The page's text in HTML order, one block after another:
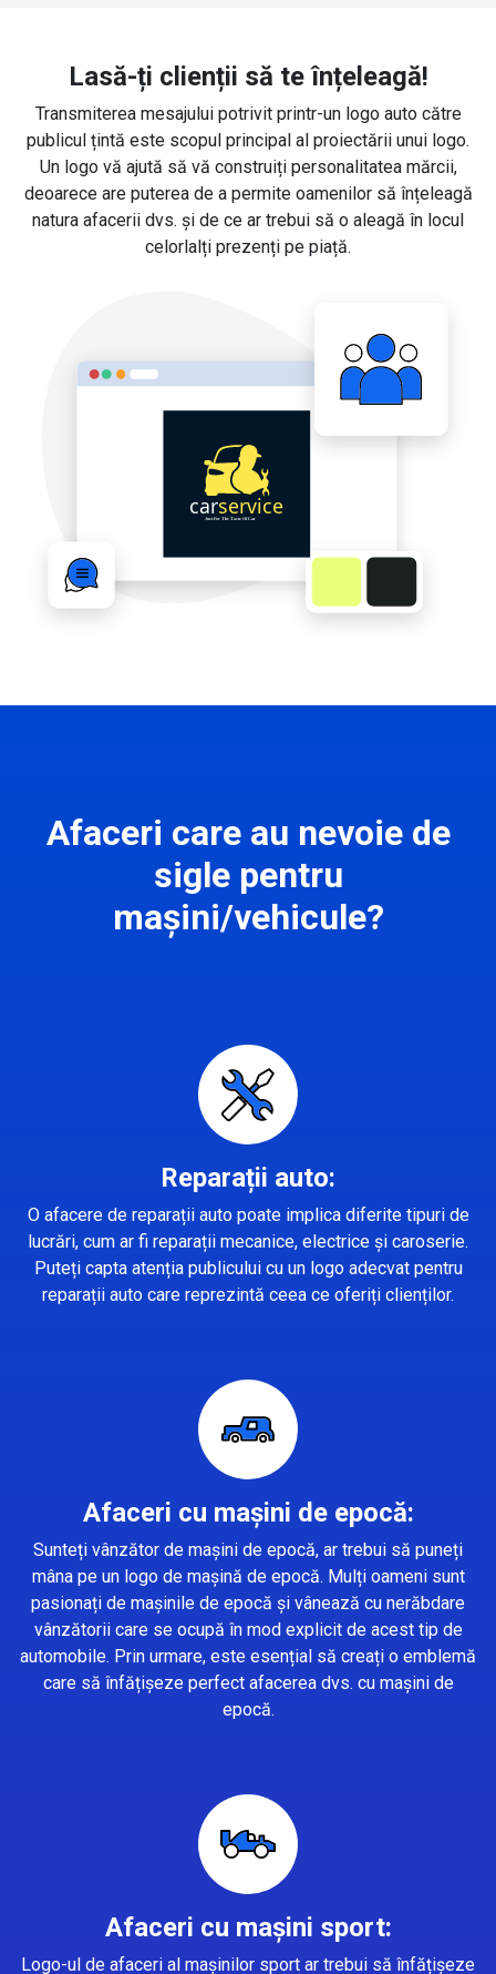
Lasă-ți clienții să te înțeleagă!
Transmiterea mesajului potrivit printr-un logo auto către
publicul țintă este scopul principal al proiectării unui logo.
Un logo vă ajută să vă construiți personalitatea mărcii,
deoarece are puterea de a permite oamenilor să înțeleagă
natura afacerii dvs. și de ce ar trebui să o aleagă în locul
celorlalți prezenți pe piață.
Afaceri care au nevoie de
sigle pentru
mașini/vehicule?
Reparații auto:
O afacere de reparații auto poate implica diferite tipuri de
lucrări, cum ar fi reparații mecanice, electrice și caroserie.
Puteți capta atenția publicului cu un logo adecvat pentru
reparații auto care reprezintă ceea ce oferiți clienților.
Afaceri cu mașini de epocă:
Sunteți vânzător de mașini de epocă, ar trebui să puneți
mâna pe un logo de mașină de epocă. Mulți oameni sunt
pasionați de mașinile de epocă și vânează cu nerăbdare
vânzătorii care se ocupă în mod explicit de acest tip de
automobile. Prin urmare, este esențial să creați o emblemă
care să înfățișeze perfect afacerea dvs. cu mașini de
epocă.
Afaceri cu mașini sport:
Logo-ul de afaceri al mașinilor sport ar trebui să înfățișeze